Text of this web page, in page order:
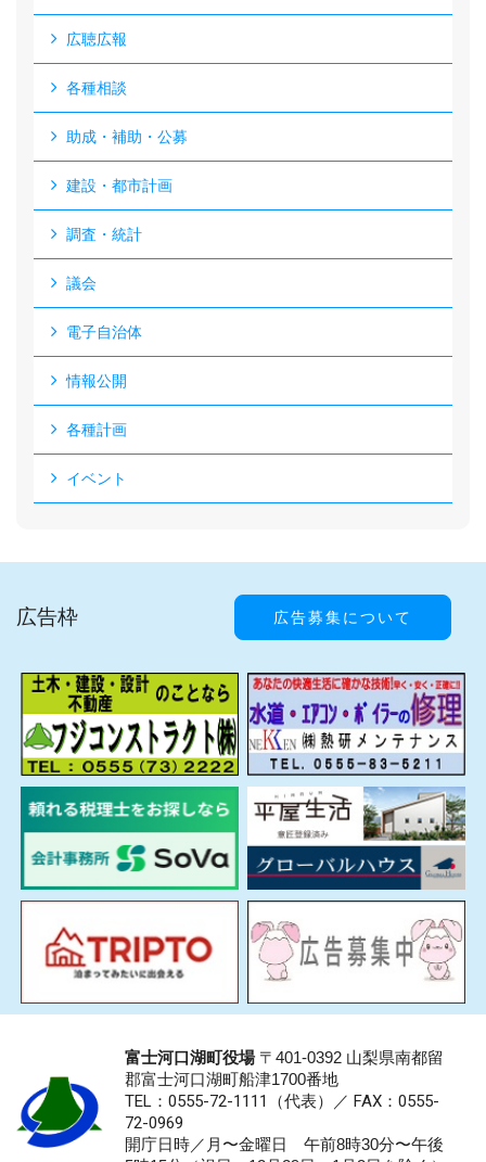
広聴広報
各種相談
助成・補助・公募
建設・都市計画
調査・統計
議会
電子自治体
情報公開
各種計画
イベント
広告枠 広告募集について
富士河口湖町役場〒401-0392 山梨県南都留
郡富士河口湖町船津1700番地
TEL：0555-72-1111 （代表）／ FAX：0555-
72-0969
開庁日時／月〜金曜日 午前8時30分〜午後